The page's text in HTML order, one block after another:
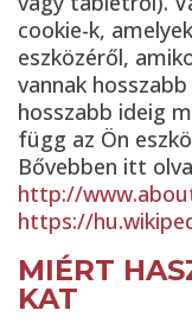
cookie-k,
eszközéről,
vannak
hosszabb ideig
függ az Ön
Bővebben itt
http://
https://
MIÉRT
KAT